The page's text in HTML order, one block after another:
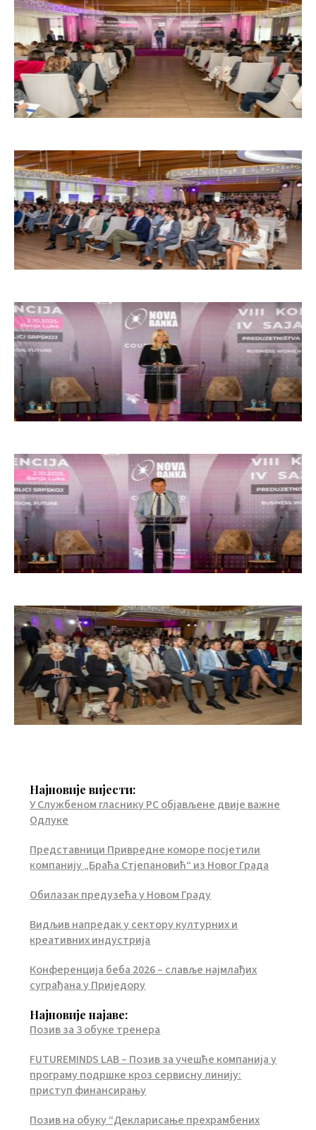
Најновије вијести:
У Службеном гласнику РС објављене двије важне
Одлуке
Представници Привредне коморе посјетили
компанију „Браћа Стјепановић“ из Новог Града
Обилазак предузећа у Новом Граду
Видљив напредак у сектору културних и
креативних индустрија
Конференција беба 2026 – славље најмлађих
суграђана у Приједору
Најновије најаве:
Позив за 3 обуке тренера
FUTUREMINDS LAB – Позив за учешће компанија у
програму подршке кроз сервисну линију:
приступ финансирању
Позив на обуку “Декларисање прехрамбених